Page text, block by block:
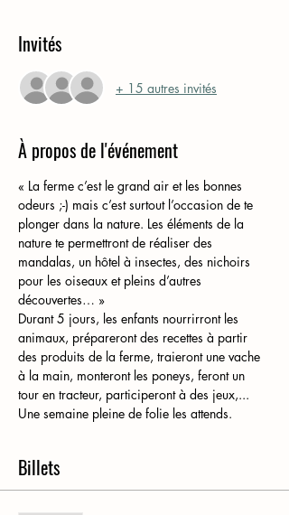
Invités
+ 15 autres invités
À propos de l'événement
« La ferme c’est le grand air et les bonnes
odeurs ;-) mais c’est surtout l’occasion de te
plonger dans la nature. Les éléments de la
nature te permettront de réaliser des
mandalas, un hôtel à insectes, des nichoirs
pour les oiseaux et pleins d’autres
découvertes… »
Durant 5 jours, les enfants nourrirront les
animaux, prépareront des recettes à partir
des produits de la ferme, traieront une vache
à la main, monteront les poneys, feront un
tour en tracteur, participeront à des jeux,...
Une semaine pleine de folie les attends.
Billets